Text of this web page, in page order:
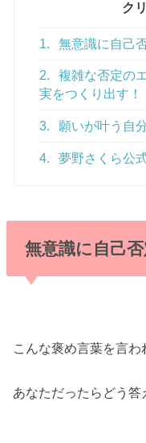
ク
1. 無意識に自己
2.
複雑な否定の
実をつくり出す！
3. 願いが叶う自
4. 夢野さくら公
無意識に自己
こんな褒め言葉を言わ
あなただったらどう答